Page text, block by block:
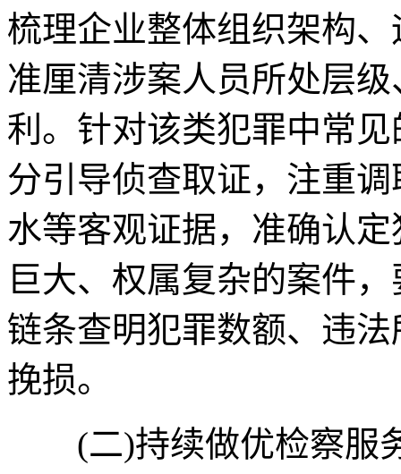
梳理企业整体组织架构
准厘清涉案人员所处层
利。针对该类犯罪中常
分引导侦查取证，注重
水等客观证据，准确认
巨大、权属复杂的案件
链条查明犯罪数额、违
挽损。
(二)持续做优检察服